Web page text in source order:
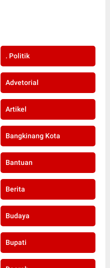
. Politik
Advetorial
Artikel
Bangkinang Kota
Bantuan
Berita
Budaya
Bupati